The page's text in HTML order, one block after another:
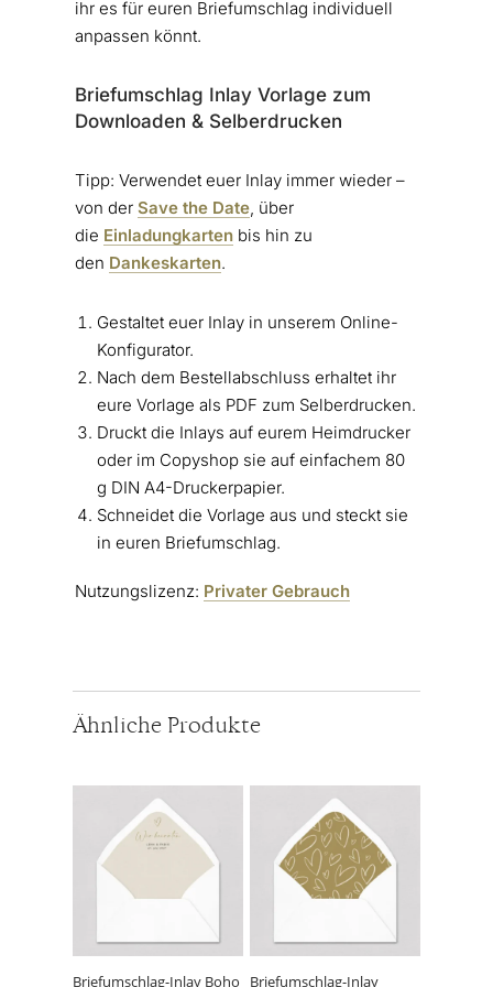
ihr es für euren Briefumschlag individuell
anpassen könnt.
Briefumschlag Inlay Vorlage zum
Downloaden & Selberdrucken
Tipp: Verwendet euer Inlay immer wieder –
von der Save the Date, über
die Einladungkartenbis hin zu
den Dankeskarten.
Gestaltet euer Inlay in unserem Online-
Konfigurator.
Nach dem Bestellabschluss erhaltet ihr
eure Vorlage als PDF zum Selberdrucken.
Druckt die Inlays auf eurem Heimdrucker
oder im Copyshop sie auf einfachem 80
g DIN A4-Druckerpapier.
Schneidet die Vorlage aus und steckt sie
in euren Briefumschlag.
Nutzungslizenz: Privater Gebrauch
Ähnliche Produkte
Briefumschlag-Inlay Boho
Produkt
weist
mehrere
Varianten
Optionen
können
Briefumschlag-Inlay
Produkt
weist
mehrere
Varianten
Optionen
können